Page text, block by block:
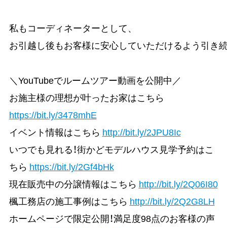
私もコーディネーターとして、
お引越し後もお客様に安心していただけるよう引き
＼YouTubeでルームツアー動画を公開中／
お施主様の理想が叶ったお家はこちら
https://bit.ly/3478mhE
イベント情報はこちら http://bit.ly/2JPU8Ic
いつでも見れる！街かどモデルハウス見学予約はこ
ちら https://bit.ly/2Gf4bHk
現在販売中の分譲情報はこちら http://bit.ly/2Q06I80
楓工務店の施工事例はこちら http://bit.ly/2Q2G8LH
ホームページで限定公開！満足度98点のお客様の声